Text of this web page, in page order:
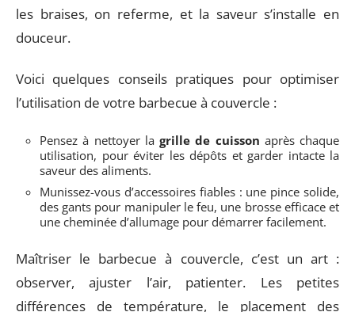
les braises, on referme, et la saveur s’installe en
douceur.
Voici quelques conseils pratiques pour optimiser
l’utilisation de votre barbecue à couvercle :
Pensez à nettoyer la grille de cuisson après chaque
utilisation, pour éviter les dépôts et garder intacte la
saveur des aliments.
Munissez-vous d’accessoires fiables : une pince solide,
des gants pour manipuler le feu, une brosse efficace et
une cheminée d’allumage pour démarrer facilement.
Maîtriser le barbecue à couvercle, c’est un art :
observer, ajuster l’air, patienter. Les petites
différences de température, le placement des